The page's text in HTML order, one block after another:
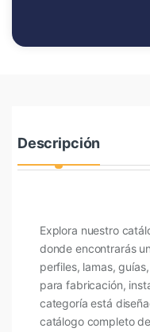
Descripción
Explora nuestro
donde encontrarás
perfiles, lamas,
para fabricación,
categoría está
catálogo completo